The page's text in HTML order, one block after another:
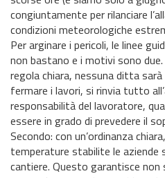
congiuntamente per rilanciare
condizioni meteorologiche
Per arginare i pericoli, le linee
non bastano e i motivi sono
regola chiara, nessuna ditta
fermare i lavori, si rinvia tutto
responsabilità del lavoratore,
essere in grado di prevedere il
Secondo: con un’ordinanza
temperature stabilite le aziende
cantiere. Questo garantisce